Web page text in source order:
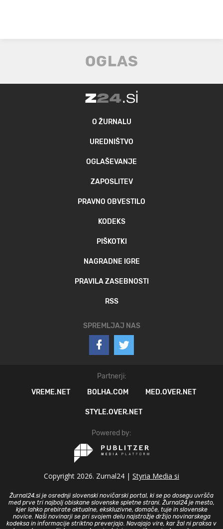
O ŽURNALU
UREDNIŠTVO
OGLAŠEVANJE
ZAPOSLITEV
PRAVNO OBVESTILO
KODEKS
PIŠKOTKI
NAGRADNE IGRE
PRAVILA ZASEBNOSTI
RSS
SPREMLJAJ NAS
Partnerji:
VREME.NET
BOLHA.COM MED.OVER.NET
STYLE.OVER.NET
Powered by:
Copyright 2026. Zurnal24 | Styria Media si
Žurnal24.si je osrednji slovenski novičarski portal, ki se po dosegu uvršča
med prve tri najbolj obiskane slovenske spletne strani. Žurnal24 je mesto,
kjer lahko prebirate aktualne, ekskluzivne, domače, tuje in slovenske
novice. Naši novinarji se pri svojem delu najstrožje držijo novinarskega
kodeksa in informacije striktno preverjajo. Navajajo vire, kar žal ni praksa v